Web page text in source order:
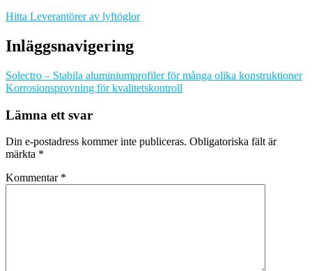
Hitta Leverantörer av lyftöglor
Inläggsnavigering
Solectro – Stabila aluminiumprofiler för många olika konstruktioner
Korrosionsprovning för kvalitetskontroll
Lämna ett svar
Din e-postadress kommer inte publiceras. Obligatoriska fält är
märkta *
Kommentar *